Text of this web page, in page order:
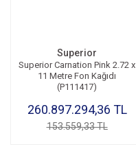
Superior
Superior Carnation Pink 2.72 x
11 Metre Fon Kağıdı
(P111417)
260.897.294,36 TL
153.559,33 TL